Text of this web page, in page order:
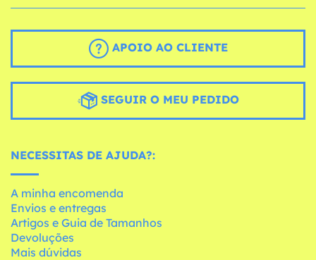
APOIO AO CLIENTE
SEGUIR O MEU PEDIDO
NECESSITAS DE AJUDA?:
A minha encomenda
Envios e entregas
Artigos e Guia de Tamanhos
Devoluções
Mais dúvidas